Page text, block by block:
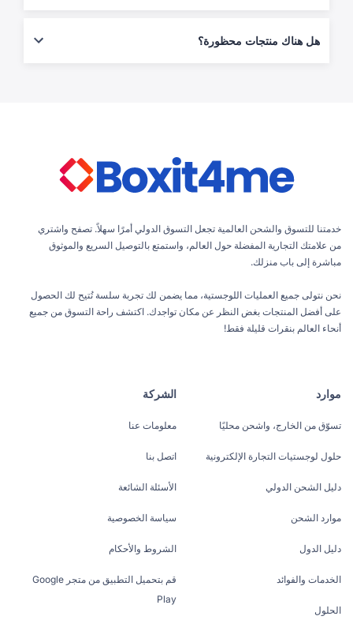
هل هناك منتجات محظورة؟
خدمتنا للتسوق والشحن العالمية تجعل التسوق الدولي أمرًا سهلاً. تصفح واشتري
من علامتك التجارية المفضلة حول العالم، واستمتع بالتوصيل السريع والموثوق
مباشرة إلى باب منزلك.
نحن نتولى جميع العمليات اللوجستية، مما يضمن لك تجربة سلسة تُتيح لك الحصول
على أفضل المنتجات بغض النظر عن مكان تواجدك. اكتشف راحة التسوق من جميع
أنحاء العالم بنقرات قليلة فقط!
موارد
تسوّق من الخارج، واشحن محليًا
حلول لوجستيات التجارة الإلكترونية
دليل الشحن الدولي
موارد الشحن
دليل الدول
الخدمات والفوائد
الحلول
الشركة
معلومات عنا
اتصل بنا
الأسئلة الشائعة
سياسة الخصوصية
الشروط والأحكام
قم بتحميل التطبيق من متجر Google
Play